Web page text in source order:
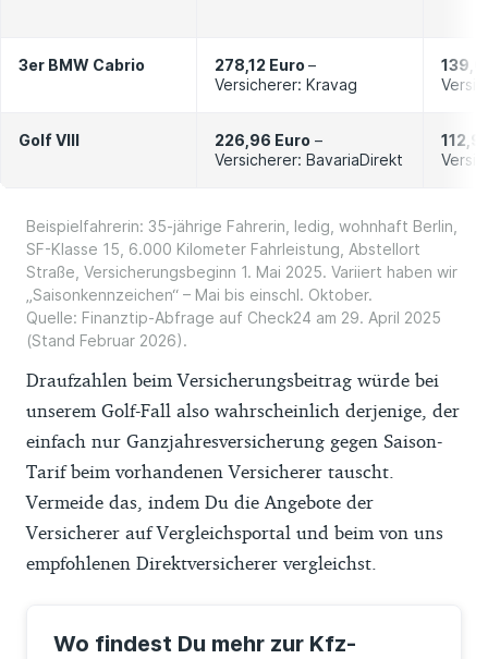
3er BMW Cabrio 278,12 Euro–
Versicherer: Kravag
Golf VIII 226,96 Euro –
Versicherer: BavariaDirekt
Beispielfahrerin: 35-jährige Fahrerin, ledig, wohnhaft Berlin,
SF-Klasse 15, 6.000 Kilometer Fahrleistung, Abstellort
Straße, Versicherungsbeginn 1. Mai 2025. Variiert haben wir
„Saisonkennzeichen“ – Mai bis einschl. Oktober.
Quelle: Finanztip-Abfrage auf Check24 am 29. April 2025
(Stand Februar 2026).
Draufzahlen beim Versicherungsbeitrag würde bei
unserem Golf-Fall also wahrscheinlich derjenige, der
einfach nur Ganzjahresversicherung gegen Saison-
Tarif beim vorhandenen Versicherer tauscht.
Vermeide das, indem Du die Angebote der
Versicherer auf Vergleichsportal und beim von uns
empfohlenen Direktversicherer vergleichst.
Wo findest Du mehr zur Kfz-